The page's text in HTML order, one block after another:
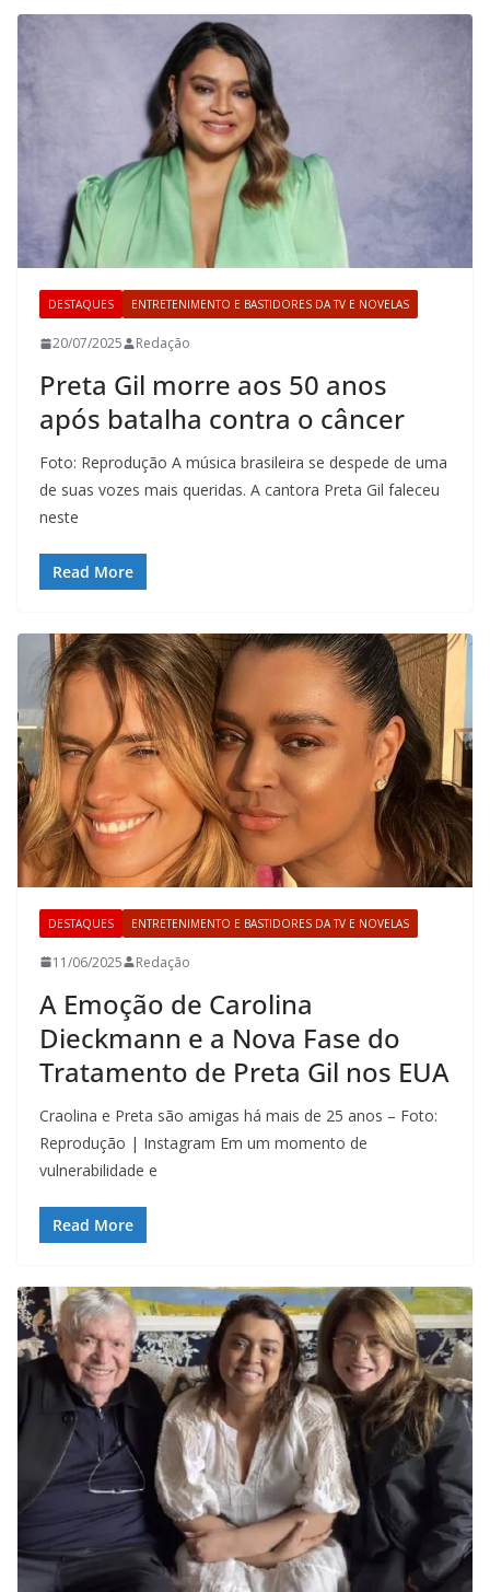
DESTAQUES ENTRETENIMENTO E BASTIDORES DA TV E NOVELAS
20/07/2025 Redação
Preta Gil morre aos 50 anos
após batalha contra o câncer
Foto: Reprodução A música brasileira se despede de uma
de suas vozes mais queridas. A cantora Preta Gil faleceu
neste
Read More
DESTAQUES ENTRETENIMENTO E BASTIDORES DA TV E NOVELAS
11/06/2025 Redação
A Emoção de Carolina
Dieckmann e a Nova Fase do
Tratamento de Preta Gil nos EUA
Craolina e Preta são amigas há mais de 25 anos – Foto:
Reprodução | Instagram Em um momento de
vulnerabilidade e
Read More